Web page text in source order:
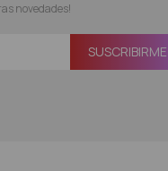
novedades!
SUSCRIBIRME